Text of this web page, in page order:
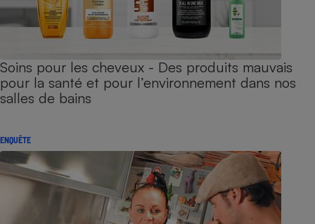
Soins pour les cheveux - Des produits mauvais
pour la santé et pour l’environnement dans nos
salles de bains
ENQUÊTE